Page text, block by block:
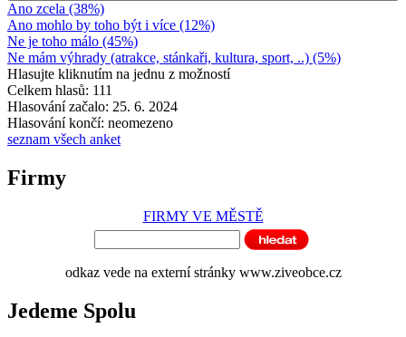
Ano zcela (38%)
Ano mohlo by toho být i více (12%)
Ne je toho málo (45%)
Ne mám výhrady (atrakce, stánkaři, kultura, sport, ..) (5%)
Hlasujte kliknutím na jednu z možností
Celkem hlasů: 111
Hlasování začalo: 25. 6. 2024
Hlasování končí: neomezeno
seznam všech anket
Firmy
FIRMY VE MĚSTĚ
odkaz vede na externí stránky www.ziveobce.cz
Jedeme Spolu